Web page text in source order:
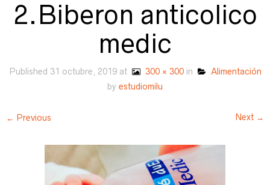
2.Biberon anticolico
medic
Published 31 octubre, 2019at 300 × 300in
Alimentación
by estudiomilu
← Previous Next →